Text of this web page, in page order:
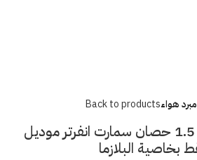
مبرد هواءBack to products
تكييف فريش سبليت 1.5 حصان سمارت انفرتر موديل